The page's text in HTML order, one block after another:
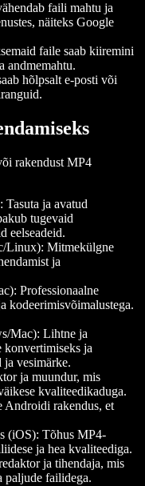
faili mahtu ja
näiteks Google
faile saab kiiremini
andmemahtu.
hõlpsalt e-posti või
rakendust MP4
Tasuta ja avatud
tugevaid
eelseadeid.
Linux): Mitmekülgne
ja
Professionaalne
kodeerimisvõimalustega.
Mac): Lihtne ja
konvertimiseks ja
ja vesimärke.
ja muundur, mis
kvaliteedikaduga.
Androidi rakendus, et
(iOS): Tõhus MP4-
ja hea kvaliteediga.
ja tihendaja, mis
paljude failidega.